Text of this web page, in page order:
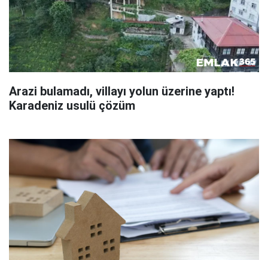
Arazi bulamadı, villayı yolun üzerine yaptı!
Karadeniz usulü çözüm